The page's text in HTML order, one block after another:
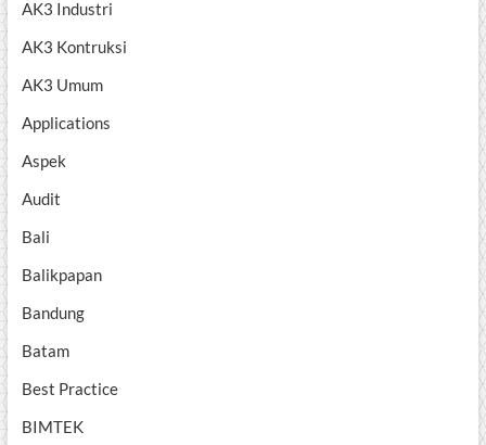
AK3 Industri
AK3 Kontruksi
AK3 Umum
Applications
Aspek
Audit
Bali
Balikpapan
Bandung
Batam
Best Practice
BIMTEK